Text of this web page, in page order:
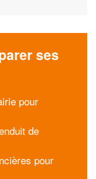
ses
pour
de
pour